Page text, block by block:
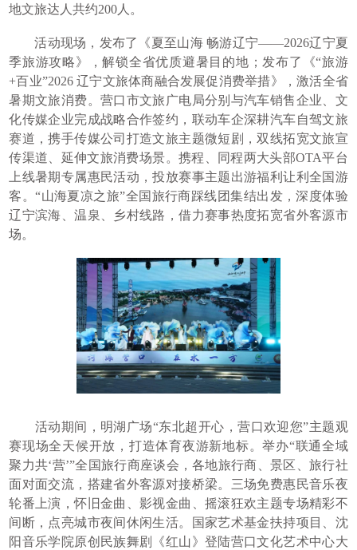
地文旅达人共约200人。
活动现场，发布了《夏至山海 畅游辽宁——2026辽宁夏
季旅游攻略》，解锁全省优质避暑目的地；发布了《“旅游
+百业”2026 辽宁文旅体商融合发展促消费举措》，激活全省
暑期文旅消费。营口市文旅广电局分别与汽车销售企业、文
化传媒企业完成战略合作签约，联动车企深耕汽车自驾文旅
赛道，携手传媒公司打造文旅主题微短剧，双线拓宽文旅宣
传渠道、延伸文旅消费场景。携程、同程两大头部OTA平台
上线暑期专属惠民活动，投放赛事主题出游福利让利全国游
客。“山海夏凉之旅”全国旅行商踩线团集结出发，深度体验
辽宁滨海、温泉、乡村线路，借力赛事热度拓宽省外客源市
场。
活动期间，明湖广场“东北超开心，营口欢迎您”主题观
赛现场全天候开放，打造体育夜游新地标。举办“联通全域
聚力共‘营’”全国旅行商座谈会，各地旅行商、景区、旅行社
面对面交流，搭建省外客源对接桥梁。三场免费惠民音乐夜
轮番上演，怀旧金曲、影视金曲、摇滚狂欢主题专场精彩不
间断，点亮城市夜间休闲生活。国家艺术基金扶持项目、沈
阳音乐学院原创民族舞剧《红山》登陆营口文化艺术中心大